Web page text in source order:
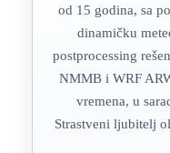
od 15 godina, sa
dinamičku
postprocessing
NMMB i WRF
vremena, u
Strastveni ljubitelj